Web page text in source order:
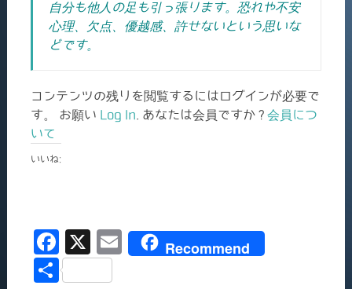
自分も他人の足も引っ張ります。恐れや不安
心理、欠点、優越感、許せないという思いな
どです。
コンテンツの残りを閲覧するにはログインが必要で
す。 お願い Log In . あなたは会員ですか ? 会員につ
いて
いいね:
F
a
X
E
Recommend
共